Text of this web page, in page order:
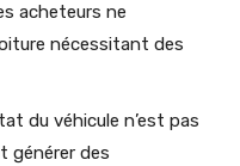
acheteurs ne
nécessitant des
du véhicule n’est pas
générer des